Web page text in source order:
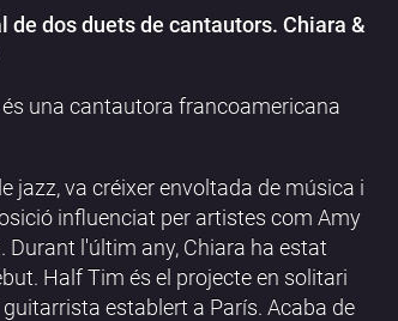
de dos duets de cantautors. Chiara &
una cantautora francoamericana
jazz, va créixer envoltada de música i
influenciat per artistes com Amy
Durant l'últim any, Chiara ha estat
Half Tim és el projecte en solitari
establert a París. Acaba de